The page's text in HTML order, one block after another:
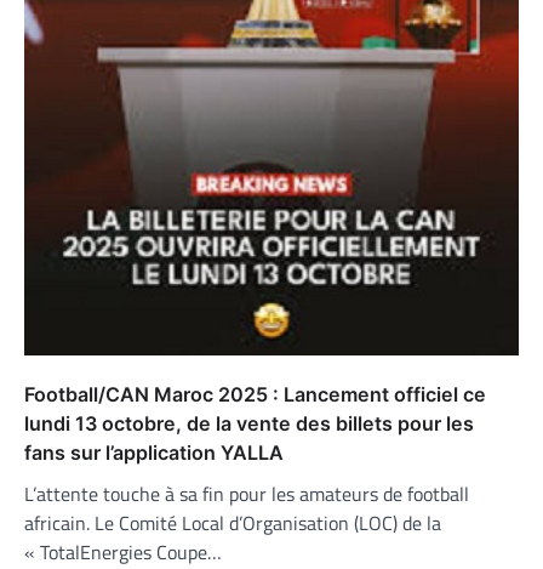
Football/CAN Maroc 2025 : Lancement officiel ce
lundi 13 octobre, de la vente des billets pour les
fans sur l’application YALLA
L’attente touche à sa fin pour les amateurs de football
africain. Le Comité Local d’Organisation (LOC) de la
« TotalEnergies Coupe…